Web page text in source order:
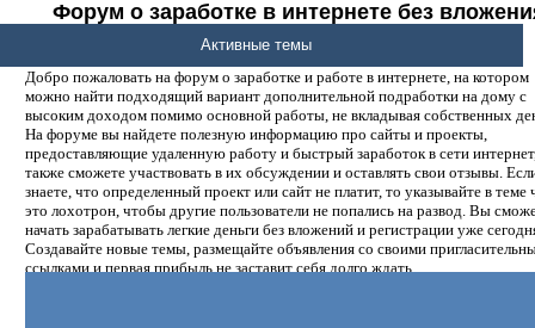
Форум о заработке в интернете без
денег.
Добро пожаловать на форум о заработке и работе в интернете, на котором
можно найти подходящий вариант дополнительной подработки на дому с
высоким доходом помимо основной работы, не вкладывая собственных
На форуме вы найдете полезную информацию про сайты и проекты,
предоставляющие удаленную работу и быстрый заработок в сети
также сможете участвовать в их обсуждении и оставлять свои отзывы.
знаете, что определенный проект или сайт не платит, то указывайте в теме
это лохотрон, чтобы другие пользователи не попались на развод. Вы
начать зарабатывать легкие деньги без вложений и регистрации уже
Создавайте новые темы, размещайте объявления со своими
ссылками и первая прибыль не заставит себя долго ждать.
Активные темы